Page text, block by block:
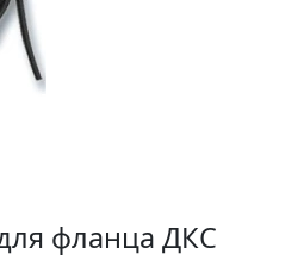
фланца ДКС